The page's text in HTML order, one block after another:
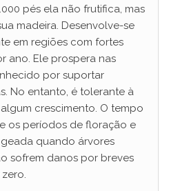
pés ela não frutifica, mas
madeira. Desenvolve-se
em regiões com fortes
ano. Ele prospera nas
por suportar
No entanto, é tolerante à
crescimento. O tempo
os períodos de floração e
quando árvores
sofrem danos por breves